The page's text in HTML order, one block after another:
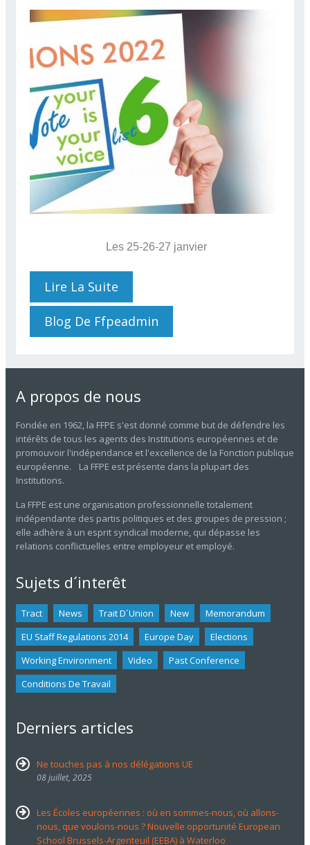
Les 25-26-27 janvier
Lire La Suite
2022
Blog De Ffpeadmin
A propos de nous
Fondée en 1962, la FFPE s'est donné comme but de défendre les
intérêts de tous les agents des Institutions européennes et de
promouvoir l'indépendance et l'excellence de la Fonction publique
européenne. La FFPE est présente dans la plupart des
Institutions.
La FFPE est une organisation professionnelle totalement
indépendante des partis politiques et des groupes de pression ;
elle adhère à un esprit syndical moderne, qui dépasse les
relations conflictuelles entre employeur et employé.
Sujets d´interêt
Tract News Trait D´union New
Memorandum
EU Staff Regulations 2014
Europe Day
Elections
Working Environment
Video
Past Conference
Conditions De Travail
Derniers articles
Ne touches pas à nos délégations UE
08 juillet, 2025
Les Écoles européennes : où en sommes-nous, où allons-
nous, que voulons-nous ? Nouvelle opportunité European
School Brussels-Argenteuil (EEBA) à Waterloo